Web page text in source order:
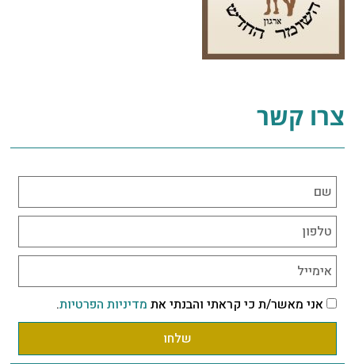
צרו קשר
אני מאשר/ת כי קראתי והבנתי את מדיניות הפרטיות.
שלחו